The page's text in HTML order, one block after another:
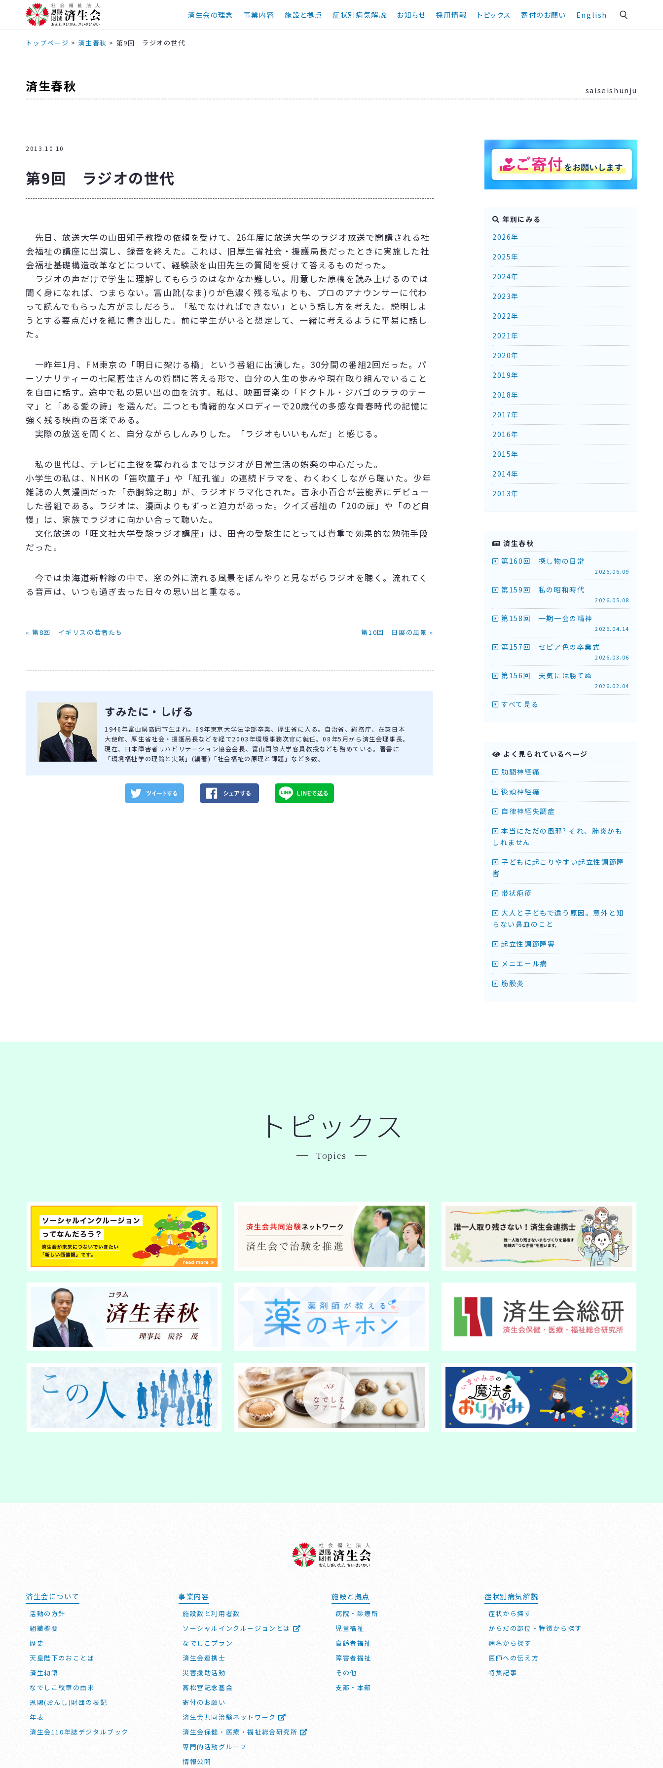
済生会の理念 事業内容 施設と拠点 症状別病気解説 お知らせ 採用情報 トピックス 寄付のお願い English
トップページ > 済生春秋 > 第9回 ラジオの世代
済生春秋 saiseishunju
2013.10.10
第9回 ラジオの世代
先日、放送大学の山田知子教授の依頼を受けて、26年度に放送大学のラジオ放送で開講される社
会福祉の講座に出演し、録音を終えた。これは、旧厚生省社会・援護局長だったときに実施した社
会福祉基礎構造改革などについて、経験談を山田先生の質問を受けて答えるものだった。
ラジオの声だけで学生に理解してもらうのはなかなか難しい。用意した原稿を読み上げるのでは
聞く身になれば、つまらない。富山訛(なま)りが色濃く残る私よりも、プロのアナウンサーに代わ
って読んでもらった方がましだろう。「私でなければできない」という話し方を考えた。説明しよ
うとする要点だけを紙に書き出した。前に学生がいると想定して、一緒に考えるように平易に話し
た。
一昨年1月、FM東京の「明日に架ける橋」という番組に出演した。30分間の番組2回だった。パ
ーソナリティーの七尾藍佳さんの質問に答える形で、自分の人生の歩みや現在取り組んでいること
を自由に話す。途中で私の思い出の曲を流す。私は、映画音楽の「ドクトル・ジバゴのララのテー
マ」と「ある愛の詩」を選んだ。二つとも情緒的なメロディーで20歳代の多感な青春時代の記憶に
強く残る映画の音楽である。
実際の放送を聞くと、自分ながらしんみりした。「ラジオもいいもんだ」と感じる。
私の世代は、テレビに主役を奪われるまではラジオが日常生活の娯楽の中心だった。
小学生の私は、NHKの「笛吹童子」や「紅孔雀」の連続ドラマを、わくわくしながら聴いた。少年
雑誌の人気漫画だった「赤胴鈴之助」が、ラジオドラマ化された。吉永小百合が芸能界にデビュー
した番組である。ラジオは、漫画よりもずっと迫力があった。クイズ番組の「20の扉」や「のど自
慢」は、家族でラジオに向かい合って聴いた。
文化放送の「旺文社大学受験ラジオ講座」は、田舎の受験生にとっては貴重で効果的な勉強手段
だった。
今では東海道新幹線の中で、窓の外に流れる風景をぼんやりと見ながらラジオを聴く。流れてく
る音声は、いつも過ぎ去った日々の思い出と重なる。
« 第8回 イギリスの若者たち 第10回 日展の風景 »
すみたに・しげる
1946年富山県高岡市生まれ。69年東京大学法学部卒業、厚生省に入る。自治省、総務庁、在英日本
大使館、厚生省社会・援護局長などを経て2003年環境事務次官に就任。08年5月から済生会理事長。
現在、日本障害者リハビリテーション協会会長、富山国際大学客員教授なども務めている。著書に
「環境福祉学の理論と実践」(編著)「社会福祉の原理と課題」など多数。
年別にみる
2026年
2025年
2024年
2023年
2022年
2021年
2020年
2019年
2018年
2017年
2016年
2015年
2014年
2013年
済生春秋
第160回 探し物の日常
2026.06.09
第159回 私の昭和時代
2026.05.08
第158回 一期一会の精神
2026.04.14
第157回 セピア色の卒業式
2026.03.06
第156回 天気には勝てぬ
2026.02.04
すべて見る
よく見られているページ
肋間神経痛
後頭神経痛
自律神経失調症
本当にただの風邪? それ、肺炎かも
しれません
子どもに起こりやすい起立性調節障
害
帯状疱疹
大人と子どもで違う原因。意外と知
らない鼻血のこと
起立性調節障害
メニエール病
筋膜炎
トピックス
Topics
済生会について
活動の方針
組織概要
歴史
天皇陛下のおことば
済生勅語
なでしこ紋章の由来
恩賜(おんし)財団の表記
年表
済生会110年誌デジタルブック
事業内容
施設数と利用者数
ソーシャルインクルージョンとは
なでしこプラン
済生会連携士
災害援助活動
高松宮記念基金
寄付のお願い
済生会共同治験ネットワーク
済生会保健・医療・福祉総合研究所
専門的活動グループ
情報公開
施設と拠点
病院・診療所
児童福祉
高齢者福祉
障害者福祉
その他
支部・本部
症状別病気解説
症状から探す
からだの部位・特徴から探す
病名から探す
医師への伝え方
特集記事